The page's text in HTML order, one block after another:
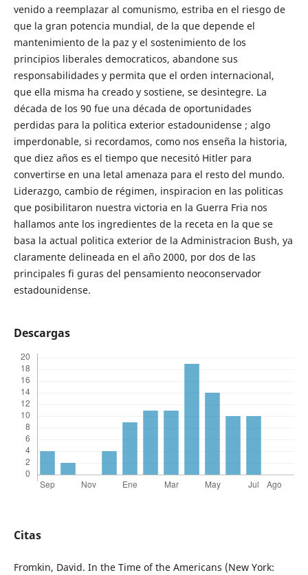
venido a reemplazar al comunismo, estriba en el riesgo de
que la gran potencia mundial, de la que depende el
mantenimiento de la paz y el sostenimiento de los
principios liberales democraticos, abandone sus
responsabilidades y permita que el orden internacional,
que ella misma ha creado y sostiene, se desintegre. La
década de los 90 fue una década de oportunidades
perdidas para la politica exterior estadounidense ; algo
imperdonable, si recordamos, como nos enseña la historia,
que diez años es el tiempo que necesitó Hitler para
convertirse en una letal amenaza para el resto del mundo.
Liderazgo, cambio de régimen, inspiracion en las politicas
que posibilitaron nuestra victoria en la Guerra Fria nos
hallamos ante los ingredientes de la receta en la que se
basa la actual politica exterior de la Administracion Bush, ya
claramente delineada en el año 2000, por dos de las
principales fi guras del pensamiento neoconservador
estadounidense.
Descargas
Citas
Fromkin, David. In the Time of the Americans (New York: